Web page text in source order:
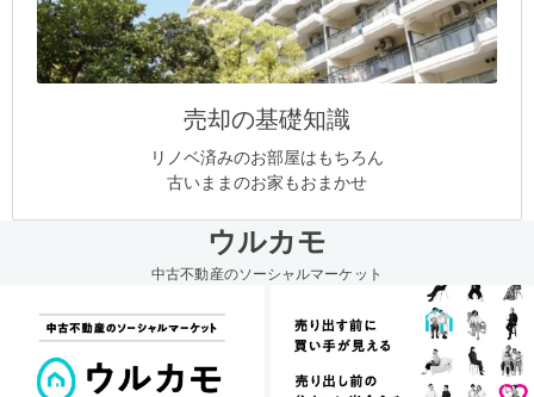
売却の基礎知識
リノベ済みのお部屋はもちろん
古いままのお家もおまかせ
ウルカモ
中古不動産のソーシャルマーケット